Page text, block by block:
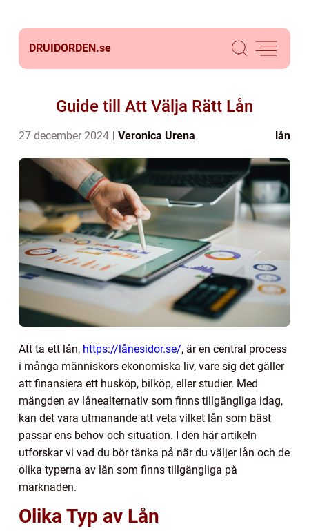
DRUIDORDEN.se
Guide till Att Välja Rätt Lån
27 december 2024 Veronica Urena lån
Att ta ett lån, https://lånesidor.se/, är en central process
i många människors ekonomiska liv, vare sig det gäller
att finansiera ett husköp, bilköp, eller studier. Med
mängden av lånealternativ som finns tillgängliga idag,
kan det vara utmanande att veta vilket lån som bäst
passar ens behov och situation. I den här artikeln
utforskar vi vad du bör tänka på när du väljer lån och de
olika typerna av lån som finns tillgängliga på
marknaden.
Olika Typ av Lån